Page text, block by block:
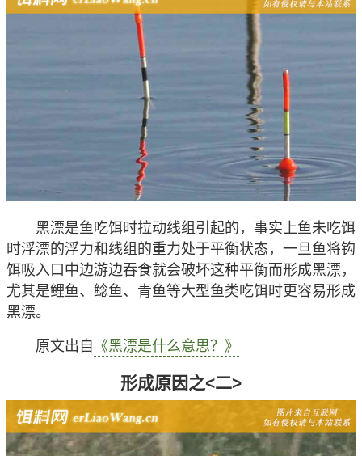
黑漂是鱼吃饵时拉动线组引起的，事实上鱼未吃饵
时浮漂的浮力和线组的重力处于平衡状态，一旦鱼将钩
饵吸入口中边游边吞食就会破坏这种平衡而形成黑漂，
尤其是鲤鱼、鲶鱼、青鱼等大型鱼类吃饵时更容易形成
黑漂。
原文出自 《黑漂是什么意思？》
形成原因之<二>